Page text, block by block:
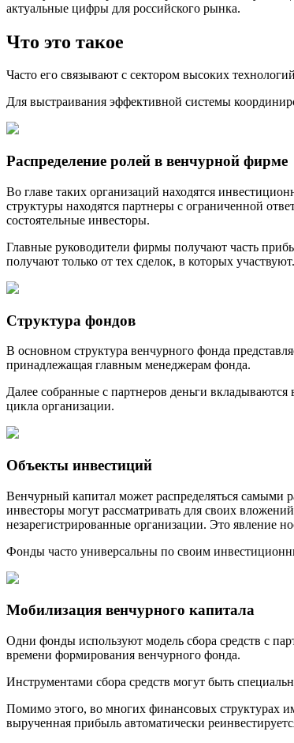
актуальные цифры для российского рынка.
Что это такое
Часто его связывают с сектором высоких
Для выстраивания эффективной системы
Распределение ролей в венчурной фирме
Во главе таких организаций находятся
структуры находятся партнеры с ограниченной
состоятельные инвесторы.
Главные руководители фирмы получают часть
получают только от тех сделок, в которых участвуют.
Структура фондов
В основном структура венчурного фонда
принадлежащая главным менеджерам фонда.
Далее собранные с партнеров деньги
цикла организации.
Объекты инвестиций
Венчурный капитал может распределяться самыми
инвесторы могут рассматривать для своих
незарегистрированные организации. Это явление
Фонды часто универсальны по своим
Мобилизация венчурного капитала
Одни фонды используют модель сбора средств с
времени формирования венчурного фонда.
Инструментами сбора средств могут быть
Помимо этого, во многих финансовых структурах
вырученная прибыль автоматически